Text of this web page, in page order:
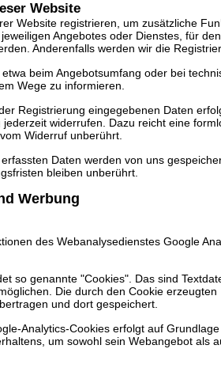
Website
Website registrieren, um zusätzliche
Angebotes oder Dienstes, für
Anderenfalls werden wir die
beim Angebotsumfang oder bei
Wege zu informieren.
Registrierung eingegebenen Daten
jederzeit widerrufen. Dazu reicht eine
Widerruf unberührt.
Daten werden von uns
bleiben unberührt.
Werbung
des Webanalysedienstes Google
so genannte "Cookies". Das sind
Die durch den Cookie
und dort gespeichert.
Analytics-Cookies erfolgt auf
um sowohl sein Webangebot als